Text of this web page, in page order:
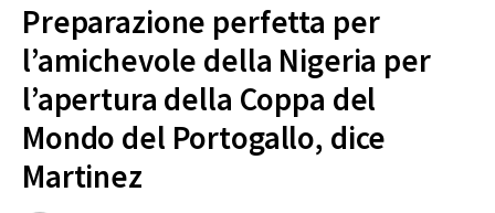
Preparazione perfetta per
l’amichevole della Nigeria per
l’apertura della Coppa del
Mondo del Portogallo, dice
Martinez